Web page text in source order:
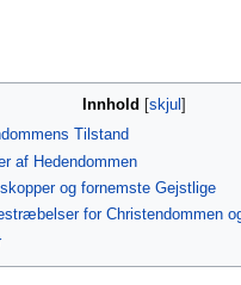
Innhold
Tilstand
af Hedendommen
og fornemste Gejstlige
for Christendommen